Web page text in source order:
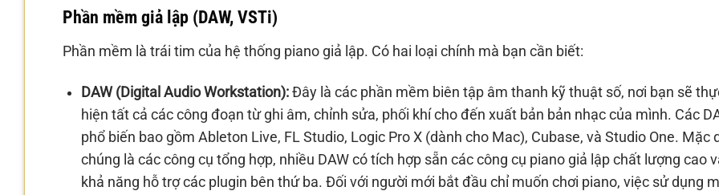
Phần mềm giả lập (DAW, VSTi)
Phần mềm là trái tim của hệ thống piano giả lập. Có hai loại chính mà bạn cần biết:
DAW (Digital Audio Workstation):Đây là các phần mềm biên tập âm thanh kỹ thuật số, nơi bạn sẽ
hiện tất cả các công đoạn từ ghi âm, chỉnh sửa, phối khí cho đến xuất bản bản nhạc của mình. Các
phổ biến bao gồm Ableton Live, FL Studio, Logic Pro X (dành cho Mac), Cubase, và Studio One. Mặc
chúng là các công cụ tổng hợp, nhiều DAW có tích hợp sẵn các công cụ piano giả lập chất lượng cao
khả năng hỗ trợ các plugin bên thứ ba. Đối với người mới bắt đầu chỉ muốn chơi piano, việc sử dụng